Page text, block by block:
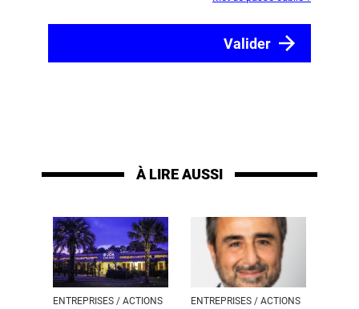
À LIRE AUSSI
ENTREPRISES / ACTIONS ENTREPRISES / ACTIONS